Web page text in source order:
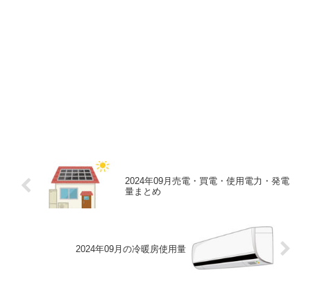
2024年09月売電・買電・使用電力・発電
量まとめ
2024年09月の冷暖房使用量